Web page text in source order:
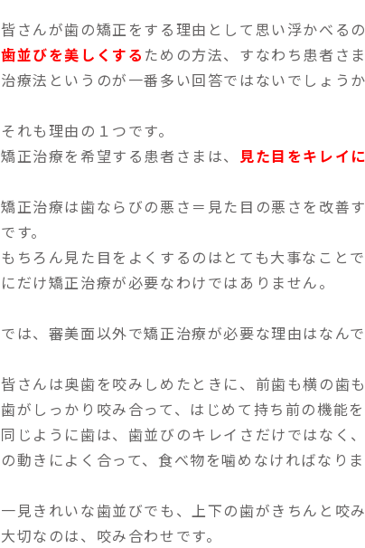
皆さんが歯の矯正をする理由として思い浮かべるの
歯並びを美しくする ための方法、すなわち患者さ
治療法というのが一番多い回答ではないでしょうか
それも理由の１つです。
矯正治療を希望する患者さまは、 見た目をキレイ
矯正治療は歯ならびの悪さ＝見た目の悪さを改善
です。
もちろん見た目をよくするのはとても大事なこと
にだけ矯正治療が必要なわけではありません。
では、審美面以外で矯正治療が必要な理由はなん
皆さんは奥歯を咬みしめたときに、前歯も横の歯
歯がしっかり咬み合って、はじめて持ち前の機能を
同じように歯は、歯並びのキレイさだけではなく
の動きによく合って、食べ物を噛めなければなりま
一見きれいな歯並びでも、上下の歯がきちんと咬
大切なのは、咬み合わせです。